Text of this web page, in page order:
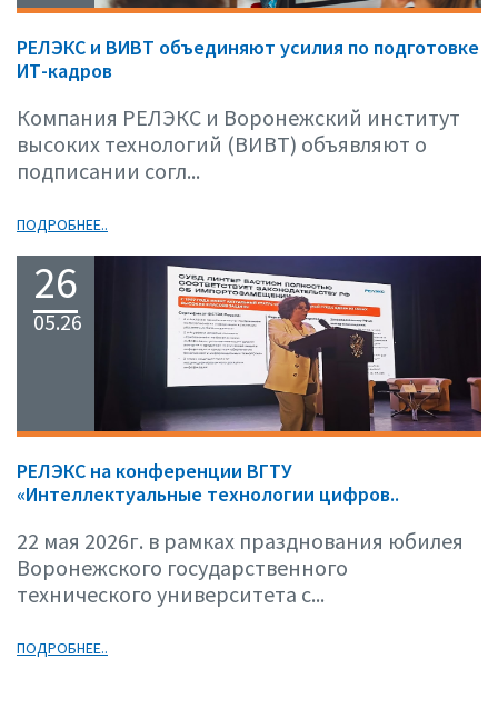
РЕЛЭКС и ВИВТ объединяют усилия по подготовке
ИТ-кадров
Компания РЕЛЭКС и Воронежский институт
высоких технологий (ВИВТ) объявляют о
подписании согл...
ПОДРОБНЕЕ..
26
05.26
РЕЛЭКС на конференции ВГТУ
«Интеллектуальные технологии цифров..
22 мая 2026г. в рамках празднования юбилея
Воронежского государственного
технического университета с...
ПОДРОБНЕЕ..